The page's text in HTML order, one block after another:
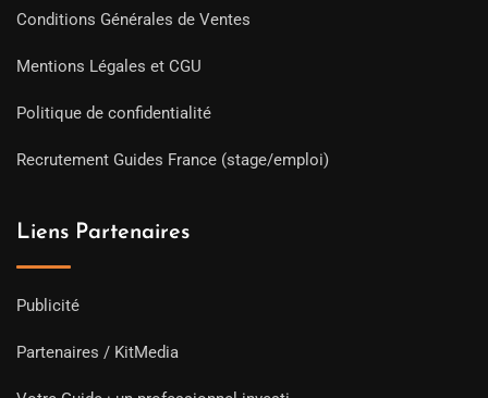
Conditions Générales de Ventes
Mentions Légales et CGU
Politique de confidentialité
Recrutement Guides France (stage/emploi)
Liens Partenaires
Publicité
Partenaires / KitMedia